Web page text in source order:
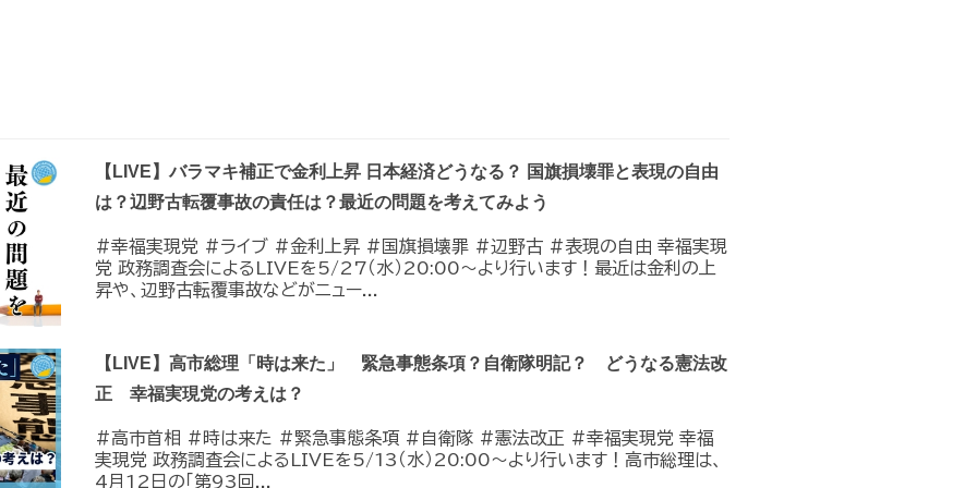
【LIVE】バラマキ補正で金利上昇 日本経済どうなる？ 国旗損壊罪と表現の自由
は？辺野古転覆事故の責任は？最近の問題を考えてみよう
#幸福実現党 #ライブ #金利上昇 #国旗損壊罪 #辺野古 #表現の自由 幸福実現
党 政務調査会によるLIVEを5/27（水）20:00〜より行います！最近は金利の上
昇や、辺野古転覆事故などがニュー...
【LIVE】高市総理「時は来た」 緊急事態条項？自衛隊明記？ どうなる憲法改
正 幸福実現党の考えは？
#高市首相 #時は来た #緊急事態条項 #自衛隊 #憲法改正 #幸福実現党 幸福
実現党 政務調査会によるLIVEを5/13（水）20:00〜より行います！高市総理は、
4月12日の「第93回...